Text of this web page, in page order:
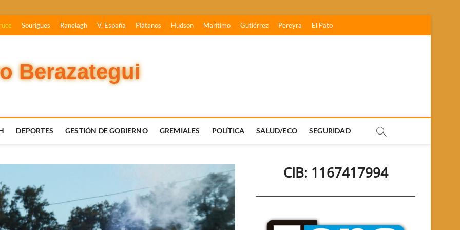
Sourigues Ranelagh V. España Plátanos Hudson Marítimo Gutiérrez Pereyra El Pato
Berazategui
DEPORTES GESTIÓN DE GOBIERNO GREMIALES POLÍTICA SALUD/ECO SEGURIDAD
CIB: 1167417994